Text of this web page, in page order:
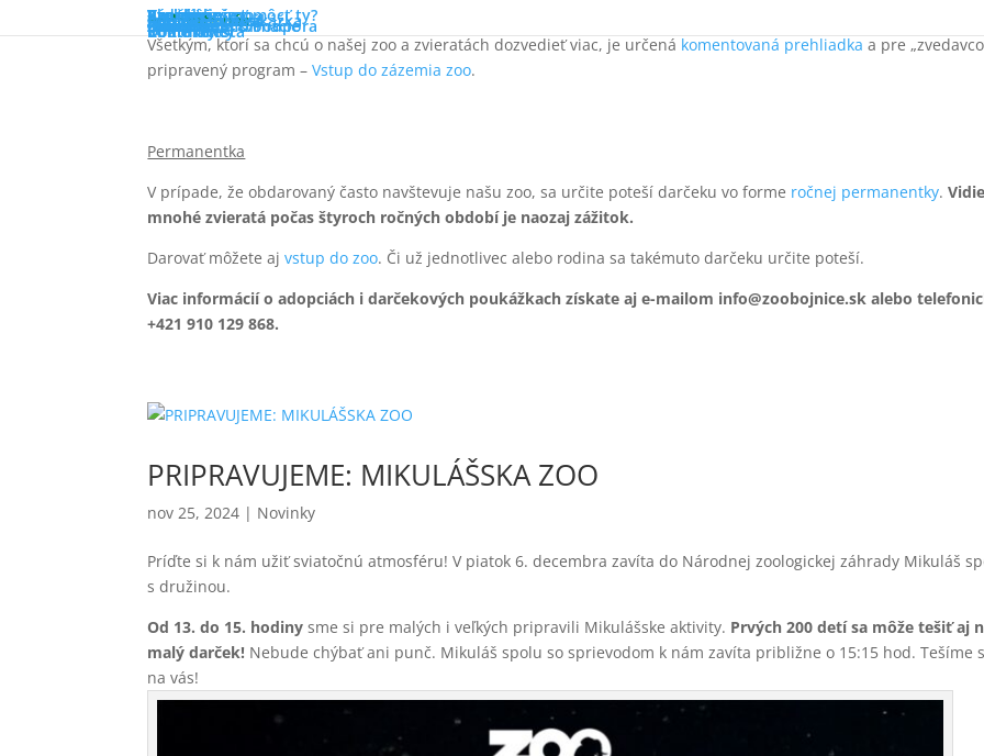
Projekty v zoo
Výskum
Kampane
Ako môžeš pomôcť ty?
Vzdelávanie
Pre školy
Pre tábory
Pre verejnosť
Zoo online
Súťaže
Zoo mimo areál
Podporte nás
Darčeková poukážka
Adopcia zvierat
Permanentka
Partneri
Dobrovoľníctvo
Sponzoring & Podpora
Zvieratá
O nás
Náš príbeh
Základné informácie
Členstvá
Press zóna
Dokumenty
Voľné miesta
Informácie
Kontakty
Národná zoo Bojnice ponúka možnosť stať sa na
Všetkým, ktorí sa chcú o našej zoo a zvieratách dozvedieť viac, je určená komentovaná prehliadka a pre
pripravený program –Vstup do zázemia zoo.
Permanentka
V prípade, že obdarovaný často navštevuje našu zoo, sa určite poteší darčeku vo forme ročnej permanentky.
mnohé zvieratá počas štyroch ročných období je naozaj zážitok.
Darovať môžete aj vstup do zoo. Či už jednotlivec alebo rodina sa takémuto darčeku určite poteší.
Viac informácií o adopciách i darčekových poukážkach získate aj e-mailom info@zoobojnice.sk alebo
+421 910 129 868.
PRIPRAVUJEME: MIKULÁŠSKA ZOO
nov 25, 2024 | Novinky
Príďte si k nám užiť sviatočnú atmosféru! V piatok 6. decembra zavíta do Národnej zoologickej záhrady Mikuláš
s družinou.
Od 13. do 15. hodiny sme si pre malých i veľkých pripravili Mikulášske aktivity. Prvých 200 detí sa môže tešiť aj
malý darček! Nebude chýbať ani punč. Mikuláš spolu so sprievodom k nám zavíta približne o 15:15 hod. Tešíme
na vás!